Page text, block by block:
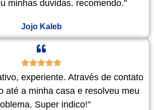
minhas duvidas. recomendo."
Jojo Kaleb
experiente. Através de contato
até a minha casa e resolveu meu
Super indico!"